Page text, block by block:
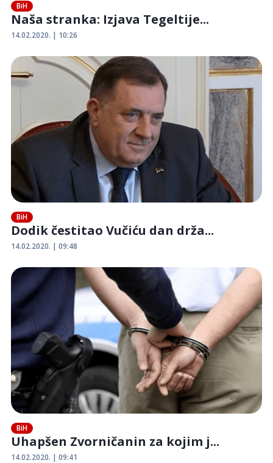
BiH
Naša stranka: Izjava Tegeltije...
14.02.2020. | 10:26
BiH
Dodik čestitao Vučiću dan drža...
14.02.2020. | 09:48
BiH
Uhapšen Zvorničanin za kojim j...
14.02.2020. | 09:41